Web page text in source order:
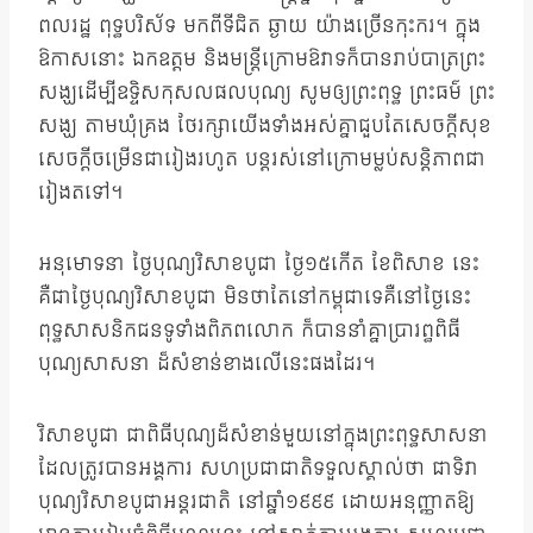
ពលរដ្ឋ ពុទ្ធបរិស័ទ មកពីទីជិត ឆ្ងាយ យ៉ាងច្រើនកុះករ។ ក្នុង
ឱកាសនោះ ឯកឧត្តម និងមន្រ្តីក្រោមឱវាទក៏បានរាប់បាត្រព្រះ
សង្ឃដើម្បីឧទ្ទិសកុសលផលបុណ្យ សូមឲ្យព្រះពុទ្ធ ព្រះធម៌ ព្រះ
សង្ឃ តាមឃុំគ្រង ថែរក្សាយើងទាំងអស់គ្នាជួបតែសេចក្តីសុខ
សេចក្តីចម្រើនជារៀងរហូត បន្តរស់នៅក្រោមម្លប់សន្តិភាពជា
រៀងតទៅ។
អនុមោទនា ថ្ងៃបុណ្យវិសាខបូជា ថ្ងៃ១៥កើត ខែពិសាខ នេះ
គឺជាថ្ងៃបុណ្យវិសាខបូជា មិនថាតែនៅកម្ពុជាទេគឺនៅថ្ងៃនេះ
ពុទ្ធសាសនិកជនទូទាំងពិភពលោក ក៏បាននាំគ្នាប្រារព្ធពិធី
បុណ្យសាសនា ដ៏សំខាន់ខាងលើនេះផងដែរ។
វិសាខបូជា ជាពិធីបុណ្យដ៏សំខាន់មួយនៅក្នុងព្រះពុទ្ធសាសនា
ដែលត្រូវបានអង្គការ សហប្រជាជាតិទទួលស្គាល់ថា ជាទិវា
បុណ្យវិសាខបូជាអន្ដរជាតិ នៅឆ្នាំ១៩៩៩ ដោយអនុញ្ញាតឱ្យ